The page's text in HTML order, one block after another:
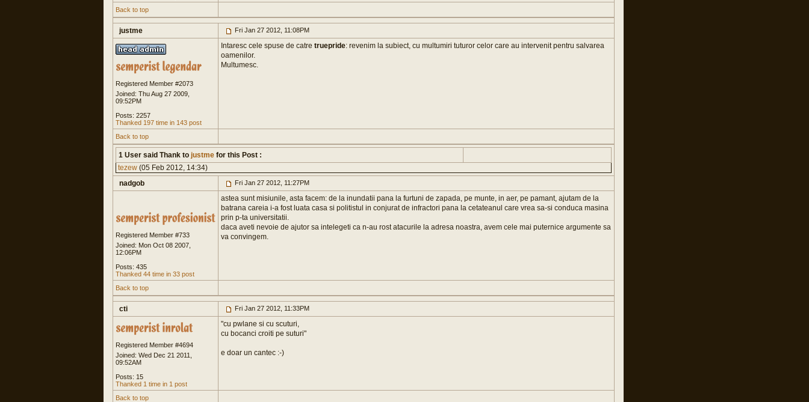
Back to top
justme Fri Jan 27 2012, 11:08PM
Registered Member #2073
Joined: Thu Aug 27 2009,
09:52PM
Posts: 2257
Thanked 197 time in 143 post
Intaresc cele spuse de catre truepride: revenim la subiect, cu multumiri tuturor celor care au intervenit pentru salvarea
oamenilor.
Multumesc.
Back to top
1 User said Thank to justme for this Post :
tezew (05 Feb 2012, 14:34)
nadgob
Fri Jan 27 2012, 11:27PM
Registered Member #733
Joined: Mon Oct 08 2007,
12:06PM
Posts: 435
Thanked 44 time in 33 post
astea sunt misiunile, asta facem: de la inundatii pana la furtuni de zapada, pe munte, in aer, pe pamant, ajutam de la
batrana careia i-a fost luata casa si politistul in conjurat de infractori pana la cetateanul care vrea sa-si conduca masina
prin p-ta universitatii.
daca aveti nevoie de ajutor sa intelegeti ca n-au rost atacurile la adresa noastra, avem cele mai puternice argumente sa
va convingem.
Back to top
cti Fri Jan 27 2012, 11:33PM
Registered Member #4694
Joined: Wed Dec 21 2011,
09:52AM
Posts: 15
Thanked 1 time in 1 post
"cu pwlane si cu scuturi,
cu bocanci croiti pe suturi"
e doar un cantec :-)
Back to top